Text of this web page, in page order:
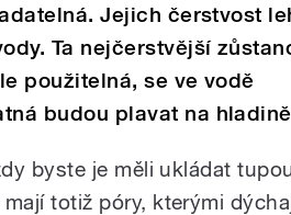
Jejich čerstvost
Ta nejčerstvější
použitelná, se ve vodě
budou plavat na
byste je měli ukládat
totiž póry, kterými